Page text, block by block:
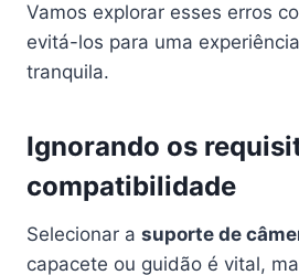
Vamos explorar esses erros
evitá-los para uma
tranquila.
Ignorando os
compatibilidade
Selecionar a suporte de
capacete ou guidão é vital,